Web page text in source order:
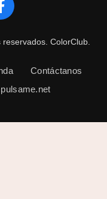
ColorClub.
Contáctanos